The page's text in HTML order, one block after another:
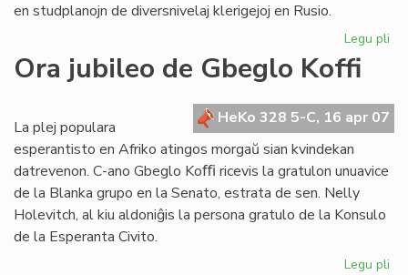
en studplanojn de diversnivelaj klerigejoj en Rusio.
Legu pli
Ora jubileo de Gbeglo Koffi
HeKo 328 5-C, 16 apr 07
La plej populara
esperantisto en Afriko atingos morgaŭ sian kvindekan
datrevenon. C-ano Gbeglo Koﬃ ricevis la gratulon unuavice
de la Blanka grupo en la Senato, estrata de sen. Nelly
Holevitch, al kiu aldoniĝis la persona gratulo de la Konsulo
de la Esperanta Civito.
Legu pli